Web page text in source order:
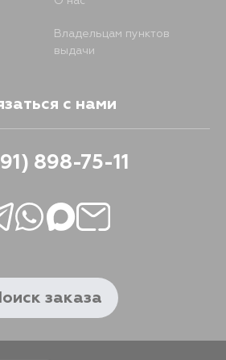
Владельцам пунктов
выдачи
с нами
898-75-11
заказа